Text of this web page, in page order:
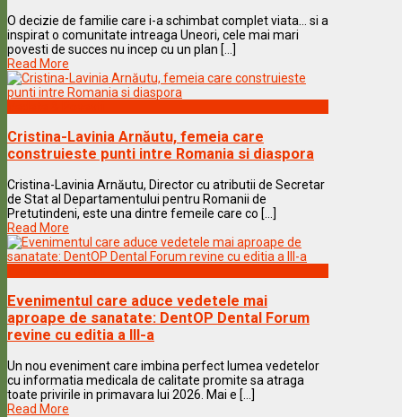
O decizie de familie care i-a schimbat complet viata… si a
inspirat o comunitate intreaga Uneori, cele mai mari
povesti de succes nu incep cu un plan [...]
Read More
Cristina-Lavinia Arnăutu, femeia care
construieste punti intre Romania si diaspora
Cristina-Lavinia Arnăutu, Director cu atributii de Secretar
de Stat al Departamentului pentru Romanii de
Pretutindeni, este una dintre femeile care co [...]
Read More
Evenimentul care aduce vedetele mai
aproape de sanatate: DentOP Dental Forum
revine cu editia a III-a
Un nou eveniment care imbina perfect lumea vedetelor
cu informatia medicala de calitate promite sa atraga
toate privirile in primavara lui 2026. Mai e [...]
Read More